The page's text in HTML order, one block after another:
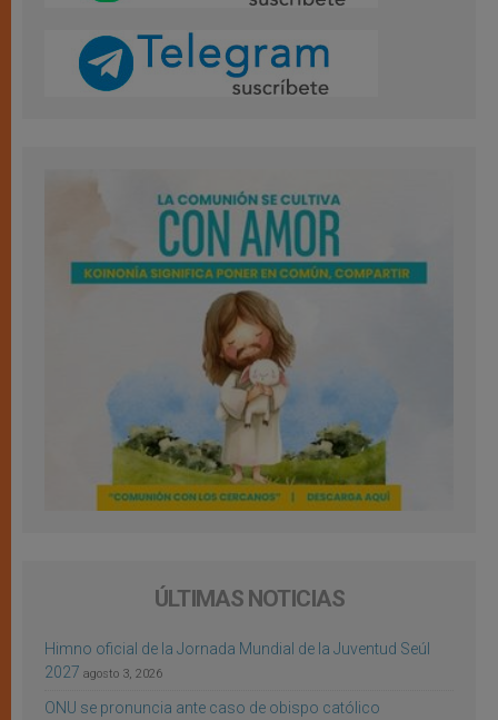
ÚLTIMAS NOTICIAS
Himno oficial de la Jornada Mundial de la Juventud Seúl
2027 agosto 3, 2026
ONU se pronuncia ante caso de obispo católico